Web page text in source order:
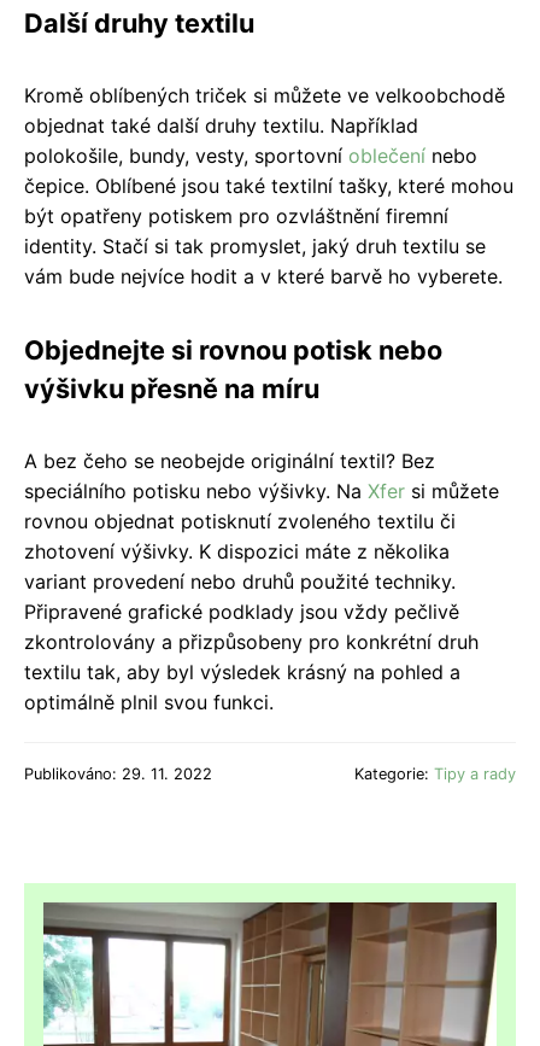
Další druhy textilu
Kromě oblíbených triček si můžete ve velkoobchodě
objednat také další druhy textilu. Například
polokošile, bundy, vesty, sportovní oblečení nebo
čepice. Oblíbené jsou také textilní tašky, které mohou
být opatřeny potiskem pro ozvláštnění firemní
identity. Stačí si tak promyslet, jaký druh textilu se
vám bude nejvíce hodit a v které barvě ho vyberete.
Objednejte si rovnou potisk nebo
výšivku přesně na míru
A bez čeho se neobejde originální textil? Bez
speciálního potisku nebo výšivky. Na Xfer si můžete
rovnou objednat potisknutí zvoleného textilu či
zhotovení výšivky. K dispozici máte z několika
variant provedení nebo druhů použité techniky.
Připravené grafické podklady jsou vždy pečlivě
zkontrolovány a přizpůsobeny pro konkrétní druh
textilu tak, aby byl výsledek krásný na pohled a
optimálně plnil svou funkci.
Publikováno: 29. 11. 2022 Kategorie: Tipy a rady